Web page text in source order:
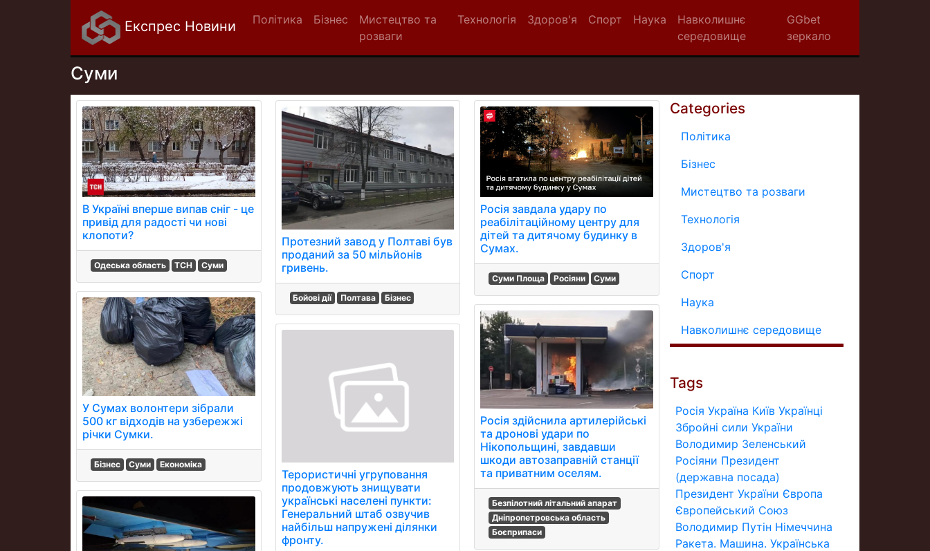
Експрес Новини Політика Бізнес
Мистецтво та
розваги
Технологія Здоров'я Спорт Наука
Навколишнє
середовище
GGbet
зеркало
Суми
В Україні вперше випав сніг - це
привід для радості чи нові
клопоти?
Одеська область ТСН Суми
У Сумах волонтери зібрали
500 кг відходів на узбережжі
річки Сумки.
Бізнес Суми Економіка
Протезний завод у Полтаві був
проданий за 50 мільйонів
гривень.
Бойові дії Полтава Бізнес
Терористичні угруповання
продовжують знищувати
українські населені пункти:
Генеральний штаб озвучив
найбільш напружені ділянки
фронту.
Росія завдала удару по
реабілітаційному центру для
дітей та дитячому будинку в
Сумах.
Суми Площа Росіяни Суми
Росія здійснила артилерійські
та дронові удари по
Нікопольщині, завдавши
шкоди автозаправній станції
та приватним оселям.
Безпілотний літальний апарат
Дніпропетровська область
Боєприпаси
Categories
Політика
Бізнес
Мистецтво та розваги
Технологія
Здоров'я
Спорт
Наука
Навколишнє середовище
Tags
Росія Україна Київ Українці
Збройні сили України
Володимир Зеленський
Росіяни Президент
(державна посада)
Президент України Європа
Європейський Союз
Володимир Путін Німеччина
Ракета. Машина. Українська